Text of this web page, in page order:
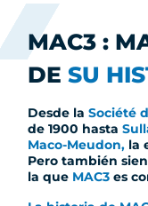
MAC3 :
DE SU
Desde la Société
de 1900 hasta
Maco-Meudon, la
Pero también
la que MAC3 es